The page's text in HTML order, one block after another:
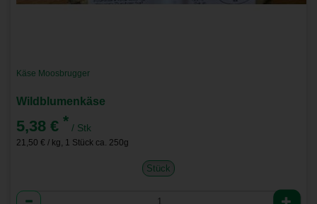
Käse Moosbrugger
Wildblumenkäse
5,38 € * / Stk
21,50 € / kg, 1 Stück ca. 250g
Stück
Anzahl